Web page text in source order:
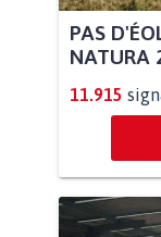
PAS
NATURA
11.915